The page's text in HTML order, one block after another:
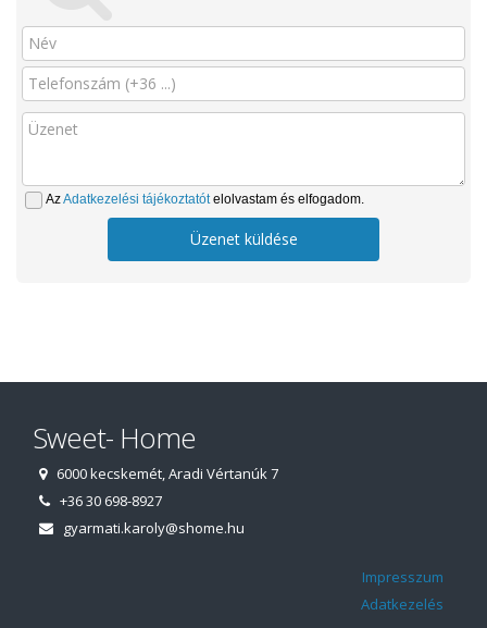
AzAdatkezelési tájékoztatótelolvastam és elfogadom.
Üzenet küldése
Sweet- Home
6000 kecskemét, Aradi Vértanúk 7
+36 30 698-8927
gyarmati.karoly@shome.hu
Impresszum
Adatkezelés